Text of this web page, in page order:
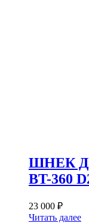
ШНЕК
BT-360
23 000 ₽
Читать далее